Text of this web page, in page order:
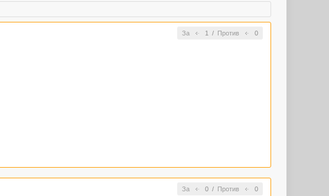
За 1 / Против 0
За 0/ Против 0